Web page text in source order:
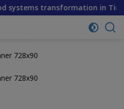
in Timor-Leste